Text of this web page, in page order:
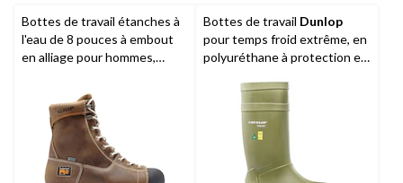
Bottes de travail étanches à
l'eau de 8 pouces à embout
en alliage pour hommes,
Bottes de travail Dunlop
pour temps froid extrême, en
polyuréthane à protection en